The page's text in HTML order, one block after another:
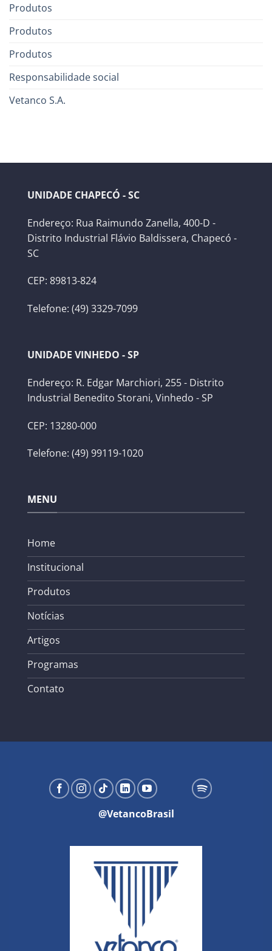
Produtos
Produtos
Produtos
Responsabilidade social
Vetanco S.A.
UNIDADE CHAPECÓ - SC
Endereço: Rua Raimundo Zanella, 400-D -
Distrito Industrial Flávio Baldissera, Chapecó -
SC
CEP: 89813-824
Telefone: (49) 3329-7099
UNIDADE VINHEDO - SP
Endereço: R. Edgar Marchiori, 255 - Distrito
Industrial Benedito Storani, Vinhedo - SP
CEP: 13280-000
Telefone: (49) 99119-1020
MENU
Home
Institucional
Produtos
Notícias
Artigos
Programas
Contato
@VetancoBrasil